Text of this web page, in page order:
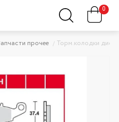
0
прочее Торм.колодки